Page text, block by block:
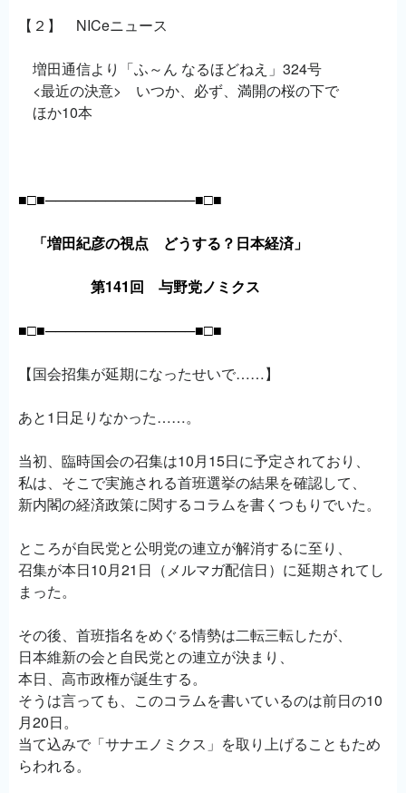
【２】 NICeニュース
増田通信より「ふ～ん なるほどねえ」324号
<最近の決意> いつか、必ず、満開の桜の下で
ほか10本
■□■───────────────■□■
「増田紀彦の視点 どうする？日本経済」
第141回 与野党ノミクス
■□■───────────────■□■
【国会招集が延期になったせいで……】
あと1日足りなかった……。
当初、臨時国会の召集は10月15日に予定されており、
私は、そこで実施される首班選挙の結果を確認して、
新内閣の経済政策に関するコラムを書くつもりでいた。
ところが自民党と公明党の連立が解消するに至り、
召集が本日10月21日（メルマガ配信日）に延期されてし
まった。
その後、首班指名をめぐる情勢は二転三転したが、
日本維新の会と自民党との連立が決まり、
本日、高市政権が誕生する。
そうは言っても、このコラムを書いているのは前日の10
月20日。
当て込みで「サナエノミクス」を取り上げることもため
らわれる。